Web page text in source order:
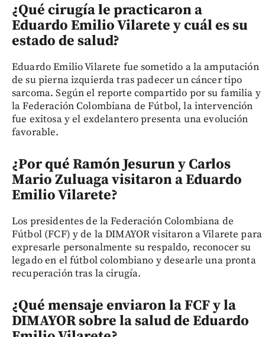
¿Qué cirugía le practicaron a
Eduardo Emilio Vilarete y cuál es su
estado de salud?
Eduardo Emilio Vilarete fue sometido a la amputación
de su pierna izquierda tras padecer un cáncer tipo
sarcoma. Según el reporte compartido por su familia y
la Federación Colombiana de Fútbol, la intervención
fue exitosa y el exdelantero presenta una evolución
favorable.
¿Por qué Ramón Jesurun y Carlos
Mario Zuluaga visitaron a Eduardo
Emilio Vilarete?
Los presidentes de la Federación Colombiana de
Fútbol (FCF) y de la DIMAYOR visitaron a Vilarete para
expresarle personalmente su respaldo, reconocer su
legado en el fútbol colombiano y desearle una pronta
recuperación tras la cirugía.
¿Qué mensaje enviaron la FCF y la
DIMAYOR sobre la salud de Eduardo